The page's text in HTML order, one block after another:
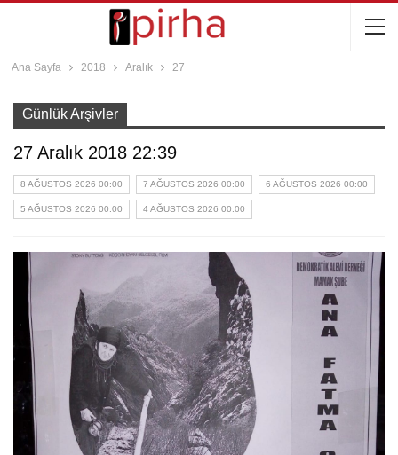
Ana Sayfa 2018 Aralık 27
Günlük Arşivler
27 Aralık 2018 22:39
8 AĞUSTOS 2026 00:00 7 AĞUSTOS 2026 00:00 6 AĞUSTOS 2026 00:00
5 AĞUSTOS 2026 00:00 4 AĞUSTOS 2026 00:00